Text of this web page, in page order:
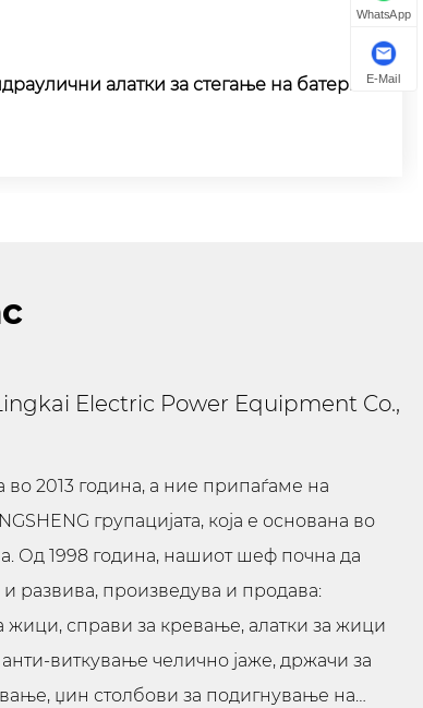
Двоен капстан винч
Electric Power Equipment Co.,
во 2013 година, а ние припаѓаме на
групацијата, која е основана во
Од 1998 година, нашиот шеф почна да
развива, произведува и продава:
жици, справи за кревање, алатки за жици
виткување челично јаже, држачи за
џин столбови за подигнување на
WhatsApp
E-Mail